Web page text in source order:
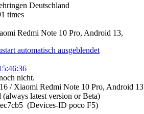
Deutschland
times
Redmi Note 10 Pro, Android 13,
automatisch ausgeblendet
nicht.
/ Xiaomi Redmi Note 10 Pro, Android 13
latest version or Beta)
(Devices-ID poco F5)